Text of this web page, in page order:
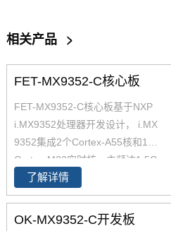
相关产品 >
FET-MX9352-C核心板
FET-MX9352-C核心板基于NXP
i.MX9352处理器开发设计， i.MX
9352集成2个Cortex-A55核和1个
Cortex-M33实时核，主频达1.5G
Hz， 原生支持8路UART、2路Et
hernet(含1路TSN)、2路USB 2.
0、2路CAN-FD总线等常用接
了解详情
OK-MX9352-C开发板